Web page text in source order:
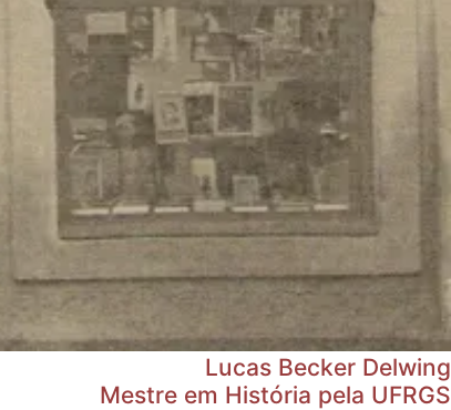
Lucas Becker Delwing
Mestre em História pela UFRGS